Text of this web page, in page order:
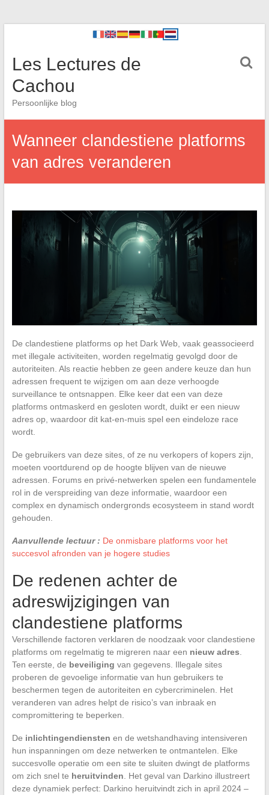
Les Lectures de
Cachou
Persoonlijke blog
Wanneer clandestiene platforms
van adres veranderen
De clandestiene platforms op het Dark Web, vaak geassocieerd
met illegale activiteiten, worden regelmatig gevolgd door de
autoriteiten. Als reactie hebben ze geen andere keuze dan hun
adressen frequent te wijzigen om aan deze verhoogde
surveillance te ontsnappen. Elke keer dat een van deze
platforms ontmaskerd en gesloten wordt, duikt er een nieuw
adres op, waardoor dit kat-en-muis spel een eindeloze race
wordt.
De gebruikers van deze sites, of ze nu verkopers of kopers zijn,
moeten voortdurend op de hoogte blijven van de nieuwe
adressen. Forums en privé-netwerken spelen een fundamentele
rol in de verspreiding van deze informatie, waardoor een
complex en dynamisch ondergronds ecosysteem in stand wordt
gehouden.
Aanvullende lectuur : De onmisbare platforms voor het
succesvol afronden van je hogere studies
De redenen achter de
adreswijzigingen van
clandestiene platforms
Verschillende factoren verklaren de noodzaak voor clandestiene
platforms om regelmatig te migreren naar een nieuw adres
Ten eerste, de beveiliging van gegevens. Illegale sites
proberen de gevoelige informatie van hun gebruikers te
beschermen tegen de autoriteiten en cybercriminelen. Het
veranderen van adres helpt de risico’s van inbraak en
compromittering te beperken.
De inlichtingendiensten en de wetshandhaving intensiveren
hun inspanningen om deze netwerken te ontmantelen. Elke
succesvolle operatie om een site te sluiten dwingt de platforms
om zich snel te heruitvinden . Het geval van Darkino illustreert
deze dynamiek perfect: Darkino heruitvindt zich in april 2024 –